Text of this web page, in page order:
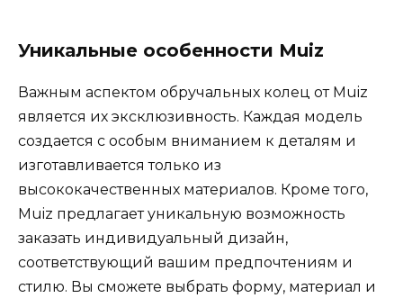
Уникальные особенности Muiz
Важным аспектом обручальных колец от Muiz
является их эксклюзивность. Каждая модель
создается с особым вниманием к деталям и
изготавливается только из
высококачественных материалов. Кроме того,
Muiz предлагает уникальную возможность
заказать индивидуальный дизайн,
соответствующий вашим предпочтениям и
стилю. Вы сможете выбрать форму, материал и